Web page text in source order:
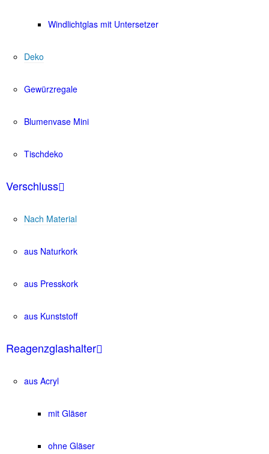
Windlichtglas mit Untersetzer
Deko
Gewürzregale
Blumenvase Mini
Tischdeko
Verschluss
Nach Material
aus Naturkork
aus Presskork
aus Kunststoff
Reagenzglashalter
aus Acryl
mit Gläser
ohne Gläser